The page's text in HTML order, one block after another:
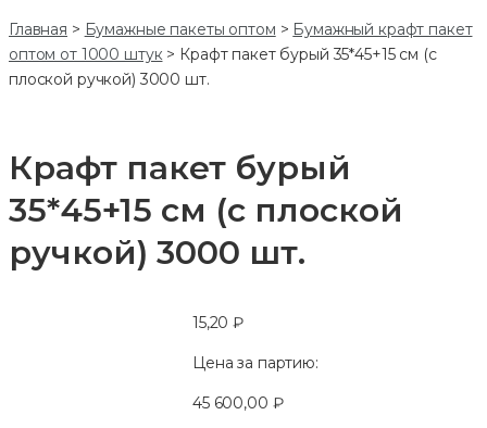
Главная > Бумажные пакеты оптом > Бумажный крафт пакет
оптом от 1000 штук> Крафт пакет бурый 35*45+15 см (с
плоской ручкой) 3000 шт.
Крафт пакет бурый
35*45+15 см (с плоской
ручкой) 3000 шт.
15,20₽
Цена за партию:
45 600,00 ₽